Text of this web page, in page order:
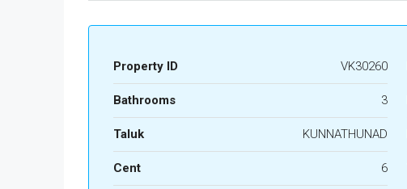
Property ID VK30260
Bathrooms 3
Taluk KUNNATHUNAD
Cent 6